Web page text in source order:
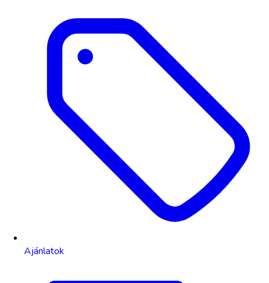
Ajánlatok